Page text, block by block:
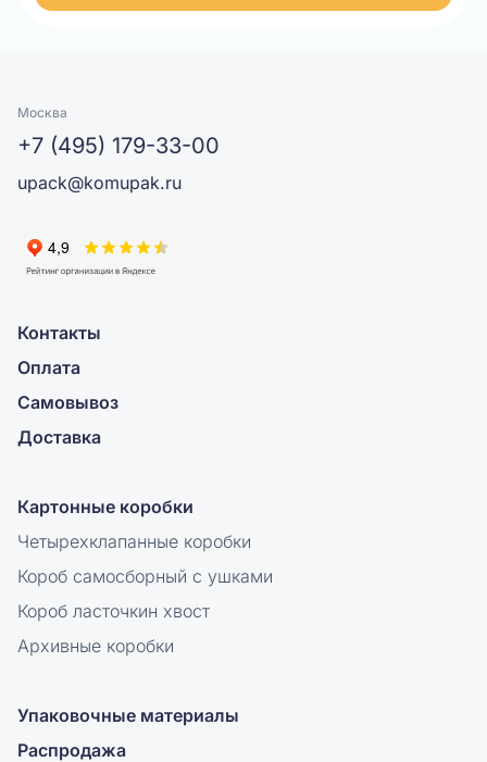
Москва
+7 (495) 179-33-00
upack@komupak.ru
Контакты
Оплата
Самовывоз
Доставка
Картонные коробки
Четырехклапанные коробки
Короб самосборный с ушками
Короб ласточкин хвост
Архивные коробки
Упаковочные материалы
Распродажа